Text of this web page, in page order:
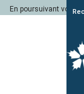
En poursuivant votre